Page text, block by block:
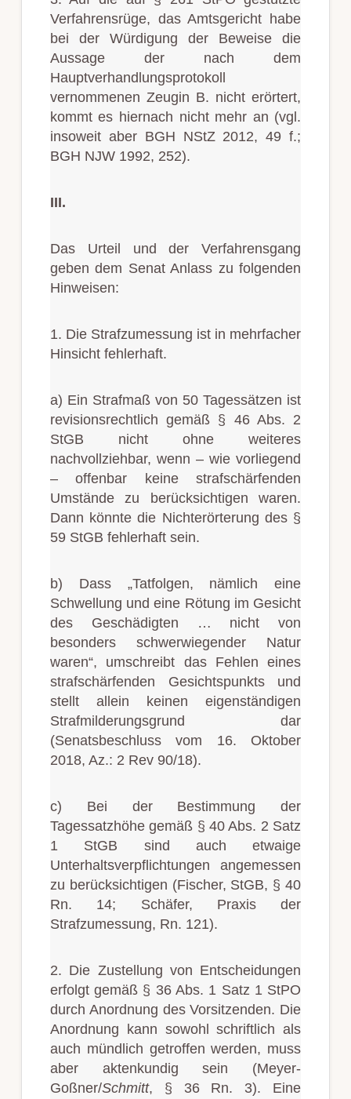
Verfahrensrüge, das Amtsgericht habe
bei der Würdigung der Beweise die
Aussage der nach dem
Hauptverhandlungsprotokoll
vernommenen Zeugin B. nicht erörtert,
kommt es hiernach nicht mehr an (vgl.
insoweit aber BGH NStZ 2012, 49 f.;
BGH NJW 1992, 252).
III.
Das Urteil und der Verfahrensgang
geben dem Senat Anlass zu folgenden
Hinweisen:
1. Die Strafzumessung ist in mehrfacher
Hinsicht fehlerhaft.
a) Ein Strafmaß von 50 Tagessätzen ist
revisionsrechtlich gemäß § 46 Abs. 2
StGB nicht ohne weiteres
nachvollziehbar, wenn – wie vorliegend
– offenbar keine strafschärfenden
Umstände zu berücksichtigen waren.
Dann könnte die Nichterörterung des §
59 StGB fehlerhaft sein.
b) Dass „Tatfolgen, nämlich eine
Schwellung und eine Rötung im Gesicht
des Geschädigten … nicht von
besonders schwerwiegender Natur
waren“, umschreibt das Fehlen eines
strafschärfenden Gesichtspunkts und
stellt allein keinen eigenständigen
Strafmilderungsgrund dar
(Senatsbeschluss vom 16. Oktober
2018, Az.: 2 Rev 90/18).
c) Bei der Bestimmung der
Tagessatzhöhe gemäß § 40 Abs. 2 Satz
1 StGB sind auch etwaige
Unterhaltsverpflichtungen angemessen
zu berücksichtigen (Fischer, StGB, § 40
Rn. 14; Schäfer, Praxis der
Strafzumessung, Rn. 121).
2. Die Zustellung von Entscheidungen
erfolgt gemäß § 36 Abs. 1 Satz 1 StPO
durch Anordnung des Vorsitzenden. Die
Anordnung kann sowohl schriftlich als
auch mündlich getroffen werden, muss
aber aktenkundig sein (Meyer-
Goßner/Schmitt, § 36 Rn. 3). Eine